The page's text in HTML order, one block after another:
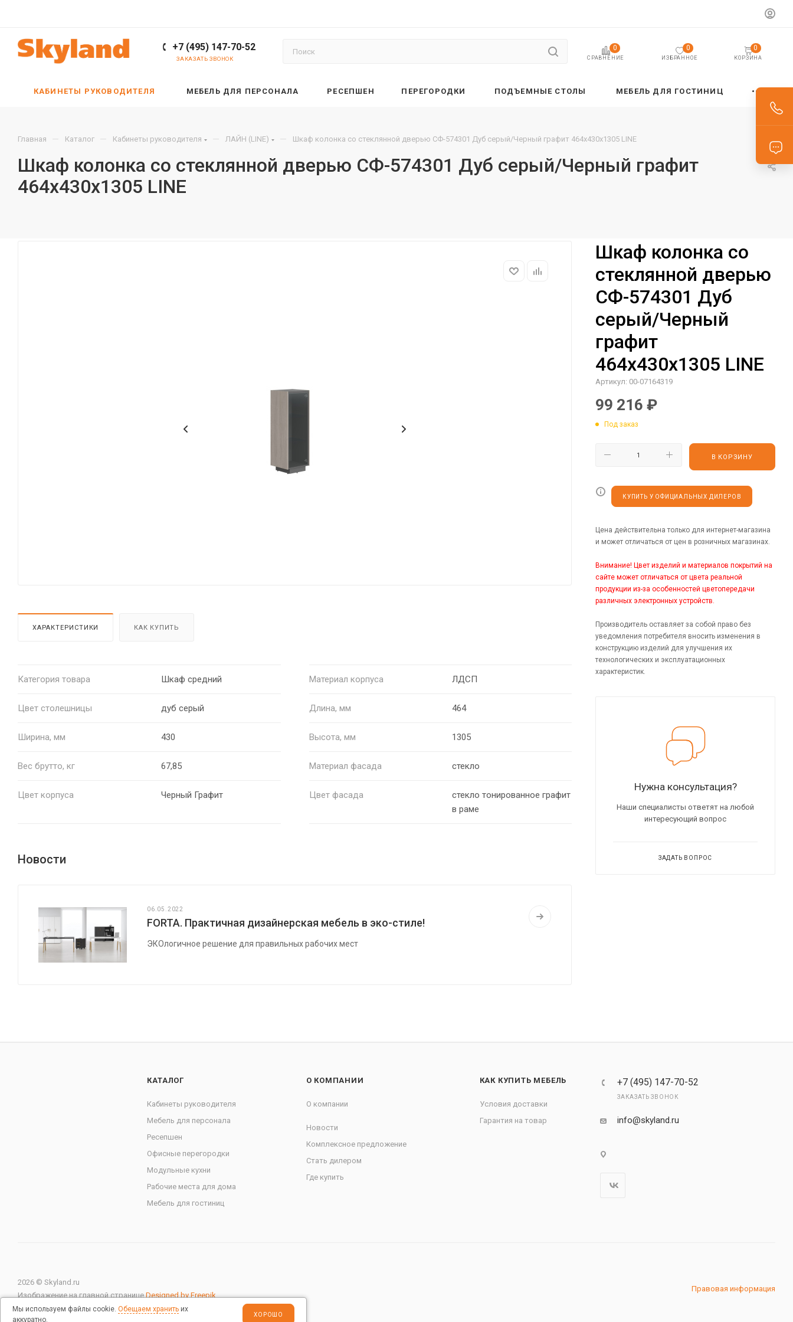
+7 (495) 147-70-52
ЗАКАЗАТЬ ЗВОНОК СРАВНЕНИЕ
0
ИЗБРАННОЕ
0
КОРЗИНА
0
КАБИНЕТЫ РУКОВОДИТЕЛЯ МЕБЕЛЬ ДЛЯ ПЕРСОНАЛА РЕСЕПШЕН ПЕРЕГОРОДКИ ПОДЪЕМНЫЕ СТОЛЫ МЕБЕЛЬ ДЛЯ ГОСТИНИЦ
Главная — Каталог — Кабинеты руководителя — ЛАЙН (LINE) — Шкаф колонка со стеклянной дверью СФ-574301 Дуб серый/Черный графит 464х430х1305 LINE
Шкаф колонка со стеклянной дверью СФ-574301 Дуб серый/Черный графит
464х430х1305 LINE
ХАРАКТЕРИСТИКИ КАК КУПИТЬ
Категория товара Шкаф средний Материал корпуса ЛДСП
Цвет столешницы дуб серый Длина, мм 464
Ширина, мм 430 Высота, мм 1305
Вес брутто, кг 67,85 Материал фасада стекло
Цвет корпуса Черный Графит Цвет фасада
стекло тонированное графит
в раме
Новости
06.05.2022
FORTA. Практичная дизайнерская мебель в эко-стиле!
ЭКОлогичное решение для правильных рабочих мест
Шкаф колонка со
стеклянной дверью
СФ-574301 Дуб
серый/Черный
графит
464х430х1305 LINE
Артикул: 00-07164319
99 216 ₽
Под заказ
В КОРЗИНУ
КУПИТЬ У ОФИЦИАЛЬНЫХ ДИЛЕРОВ
Цена действительна только для интернет-магазина
и может отличаться от цен в розничных магазинах.
Внимание! Цвет изделий и материалов покрытий на
сайте может отличаться от цвета реальной
продукции из-за особенностей цветопередачи
различных электронных устройств.
Производитель оставляет за собой право без
уведомления потребителя вносить изменения в
конструкцию изделий для улучшения их
технологических и эксплуатационных
характеристик.
Нужна консультация?
Наши специалисты ответят на любой
интересующий вопрос
ЗАДАТЬ ВОПРОС
КАТАЛОГ
Кабинеты руководителя
Мебель для персонала
Ресепшен
Офисные перегородки
Модульные кухни
Рабочие места для дома
Мебель для гостиниц
О КОМПАНИИ
О компании
Новости
Комплексное предложение
Стать дилером
Где купить
КАК КУПИТЬ МЕБЕЛЬ
Условия доставки
Гарантия на товар
+7 (495) 147-70-52
ЗАКАЗАТЬ ЗВОНОК
info@skyland.ru
2026 © Skyland.ru
Изображение на главной страницеDesigned by Freepik
Правовая информация
Мы используем файлы cookie. Обещаем хранить их
аккуратно.
ХОРОШО